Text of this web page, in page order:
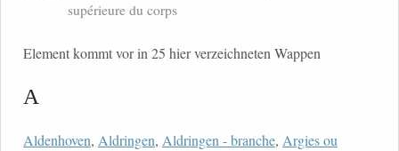
supérieure du corps
Element kommt vor in 25 hier verzeichneten Wappen
A
Aldenhoven, Aldringen, Aldringen - branche, Argies ou